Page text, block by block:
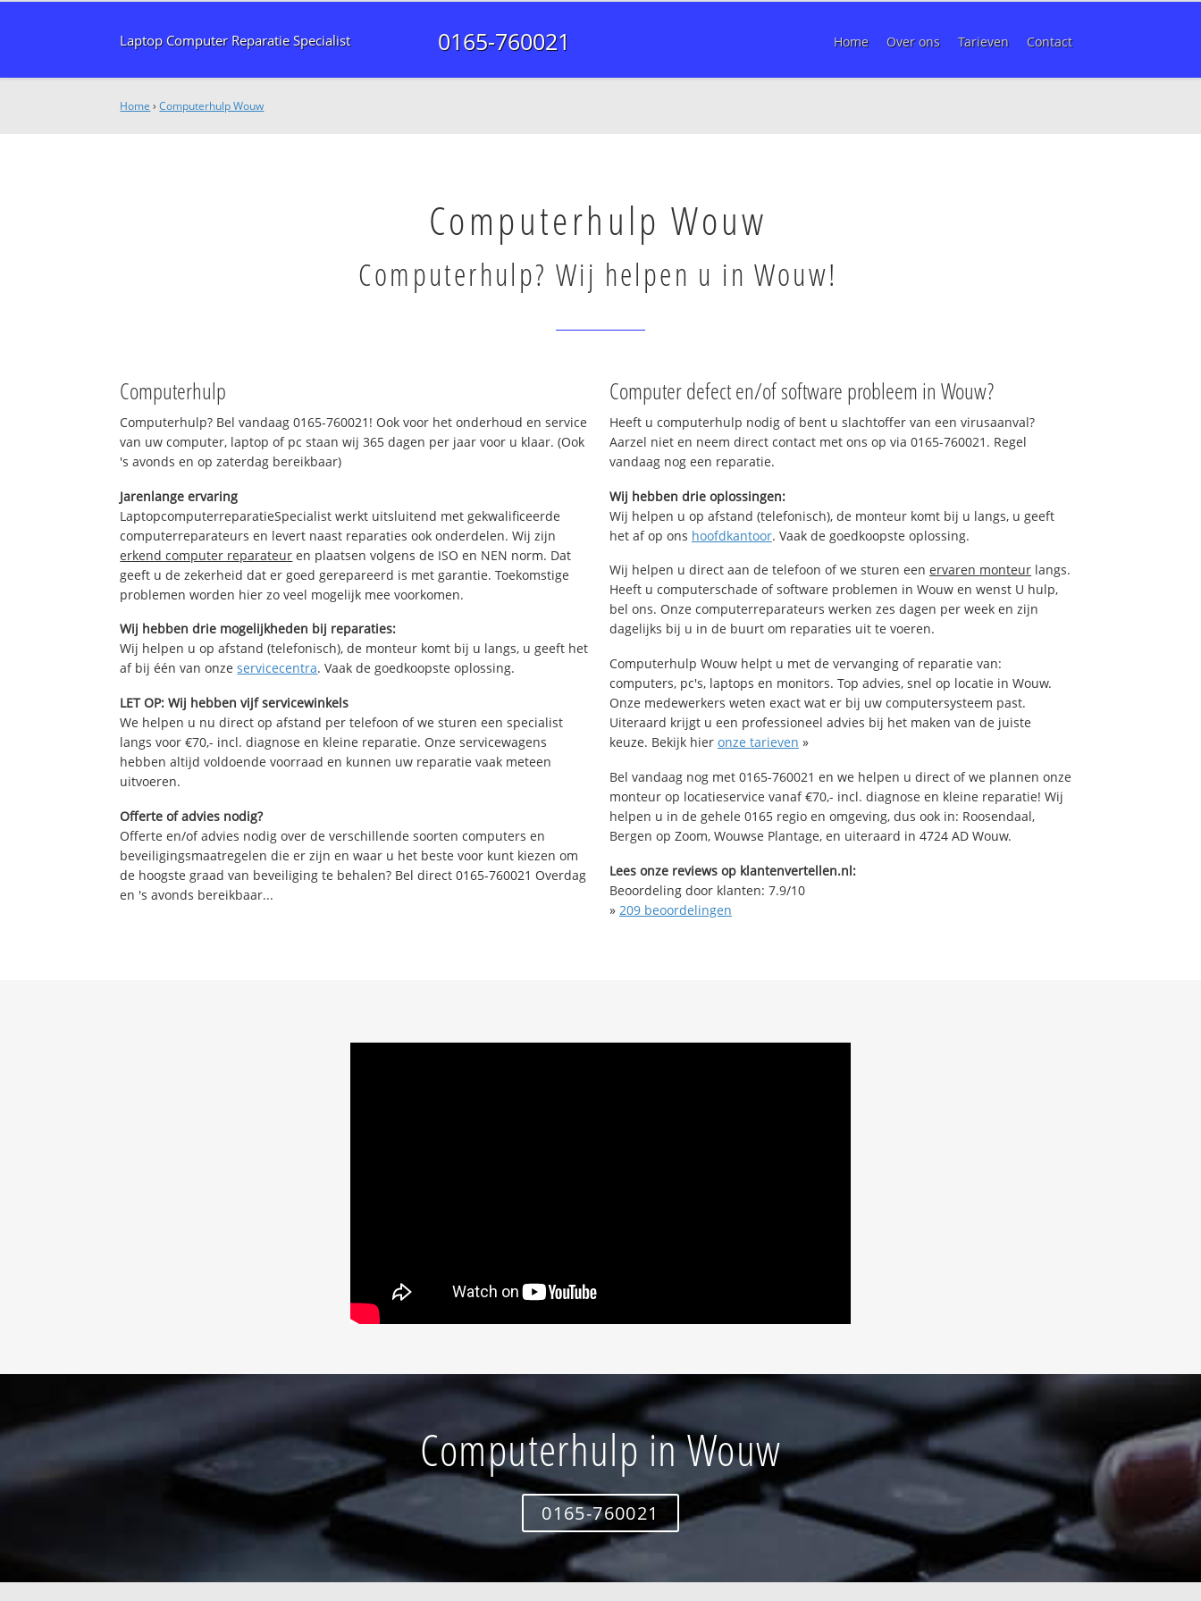
Laptop Computer Reparatie Specialist 0165-760021 Home Over ons Tarieven Contact
Home ›Computerhulp Wouw
Computerhulp Wouw
Computerhulp? Wij helpen u in Wouw!
Computerhulp
Computerhulp? Bel vandaag 0165-760021! Ook voor het onderhoud en service
van uw computer, laptop of pc staan wij 365 dagen per jaar voor u klaar. (Ook
's avonds en op zaterdag bereikbaar)
Jarenlange ervaring
LaptopcomputerreparatieSpecialist werkt uitsluitend met gekwalificeerde
computerreparateurs en levert naast reparaties ook onderdelen. Wij zijn
erkend computer reparateur en plaatsen volgens de ISO en NEN norm. Dat
geeft u de zekerheid dat er goed gerepareerd is met garantie. Toekomstige
problemen worden hier zo veel mogelijk mee voorkomen.
Wij hebben drie mogelijkheden bij reparaties:
Wij helpen u op afstand (telefonisch), de monteur komt bij u langs, u geeft het
af bij één van onzeservicecentra. Vaak de goedkoopste oplossing.
LET OP: Wij hebben vijf servicewinkels
We helpen u nu direct op afstand per telefoon of we sturen een specialist
langs voor €70,- incl. diagnose en kleine reparatie. Onze servicewagens
hebben altijd voldoende voorraad en kunnen uw reparatie vaak meteen
uitvoeren.
Offerte of advies nodig?
Offerte en/of advies nodig over de verschillende soorten computers en
beveiligingsmaatregelen die er zijn en waar u het beste voor kunt kiezen om
de hoogste graad van beveiliging te behalen? Bel direct 0165-760021 Overdag
en 's avonds bereikbaar...
Computer defect en/of software probleem in Wouw?
Heeft u computerhulp nodig of bent u slachtoffer van een virusaanval?
Aarzel niet en neem direct contact met ons op via 0165-760021. Regel
vandaag nog een reparatie.
Wij hebben drie oplossingen:
Wij helpen u op afstand (telefonisch), de monteur komt bij u langs, u geeft
het af op ons hoofdkantoor. Vaak de goedkoopste oplossing.
Wij helpen u direct aan de telefoon of we sturen een ervaren monteur langs.
Heeft u computerschade of software problemen in Wouw en wenst U hulp,
bel ons. Onze computerreparateurs werken zes dagen per week en zijn
dagelijks bij u in de buurt om reparaties uit te voeren.
Computerhulp Wouw helpt u met de vervanging of reparatie van:
computers, pc's, laptops en monitors. Top advies, snel op locatie in Wouw.
Onze medewerkers weten exact wat er bij uw computersysteem past.
Uiteraard krijgt u een professioneel advies bij het maken van de juiste
keuze. Bekijk hier onze tarieven »
Bel vandaag nog met 0165-760021 en we helpen u direct of we plannen onze
monteur op locatieservice vanaf €70,- incl. diagnose en kleine reparatie! Wij
helpen u in de gehele 0165 regio en omgeving, dus ook in: Roosendaal,
Bergen op Zoom, Wouwse Plantage, en uiteraard in 4724 AD Wouw.
Lees onze reviews op klantenvertellen.nl:
Beoordeling door klanten: 7.9/10
» 209 beoordelingen
Computerhulp in Wouw
0165-760021